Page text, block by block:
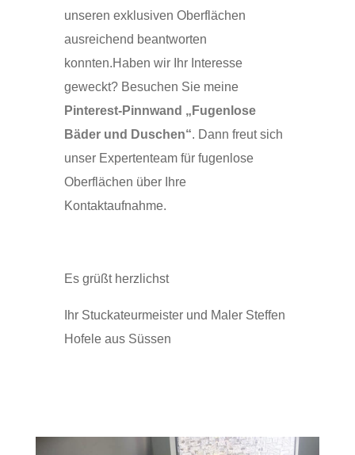
unseren exklusiven Oberflächen
ausreichend beantworten
konnten.Haben wir Ihr Interesse
geweckt? Besuchen Sie meine
Pinterest-Pinnwand „Fugenlose
Bäder und Duschen“. Dann freut sich
unser Expertenteam für fugenlose
Oberflächen über Ihre
Kontaktaufnahme.
Es grüßt herzlichst
Ihr Stuckateurmeister und Maler Steffen
Hofele aus Süssen